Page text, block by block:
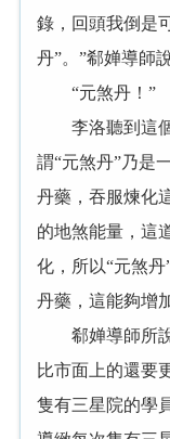
錄，回頭我倒是
丹”。”郗婵導師說
“元煞丹！”
李洛聽到這個
謂“元煞丹”乃是
丹藥，吞服煉化
的地煞能量，這
化，所以“元煞
丹藥，這能夠增
郗婵導師所說
比市面上的還要
隻有三星院的學